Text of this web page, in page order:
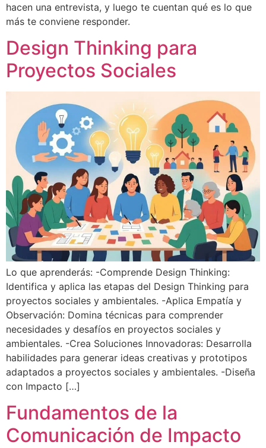
hacen una entrevista, y luego te cuentan qué es lo que
más te conviene responder.
Design Thinking para
Proyectos Sociales
Lo que aprenderás: -Comprende Design Thinking:
Identifica y aplica las etapas del Design Thinking para
proyectos sociales y ambientales. -Aplica Empatía y
Observación: Domina técnicas para comprender
necesidades y desafíos en proyectos sociales y
ambientales. -Crea Soluciones Innovadoras: Desarrolla
habilidades para generar ideas creativas y prototipos
adaptados a proyectos sociales y ambientales. -Diseña
con Impacto […]
Fundamentos de la
Comunicación de Impacto